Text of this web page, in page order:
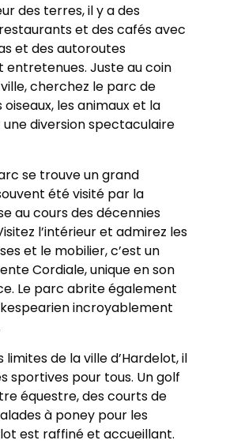
des terres, il y a des
et des cafés avec
et des autoroutes
entretenues. Juste au coin
cherchez le parc de
les animaux et la
diversion spectaculaire
se trouve un grand
été visité par la
au cours des décennies
l’intérieur et admirez les
et le mobilier, c’est un
Cordiale, unique en son
Le parc abrite également
incroyablement
limites de la ville d’Hardelot, il
sportives pour tous. Un golf
équestre, des courts de
à poney pour les
est raffiné et accueillant.